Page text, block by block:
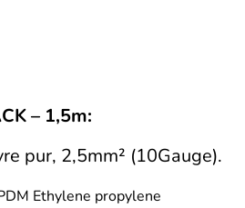
– 1,5m:
pur, 2,5mm² (10Gauge).
Ethylene propylene